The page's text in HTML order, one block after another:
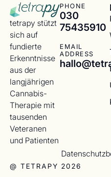
tetrapy stützt
sich auf
fundierte
Erkenntnisse
aus der
langjährigen
Cannabis-
Therapie mit
tausenden
Veteranen
und Patienten
PHONE
030
75435910
EMAIL
ADDRESS
@ TETRAPY 2026